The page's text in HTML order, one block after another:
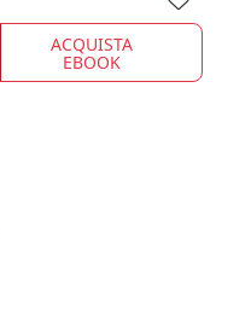
ACQUISTA
EBOOK